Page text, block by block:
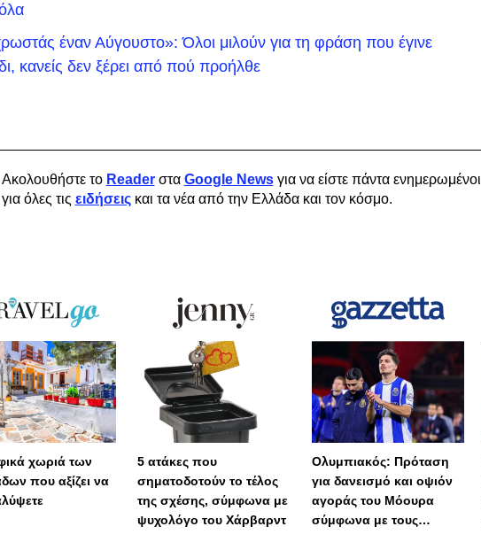
έναν Αύγουστο»: Όλοι μιλούν για τη φράση που έγινε
κανείς δεν ξέρει από πού προήλθε
Ακολουθήστε το Readerστα Google Newsγια να είστε πάντα ενημερωμένοι
για όλες τις ειδήσειςκαι τα νέα από την Ελλάδα και τον κόσμο.
χωριά των
που αξίζει να
5 ατάκες που
σηματοδοτούν το τέλος
της σχέσης, σύμφωνα με
ψυχολόγο του Χάρβαρντ
Ολυμπιακός: Πρόταση
για δανεισμό και οψιόν
αγοράς του Μόουρα
σύμφωνα με τους